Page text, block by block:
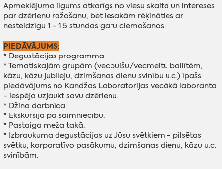
Apmeklējuma ilgums atkarīgs no viesu skaita un intereses
par dzērienu ražošanu, bet iesakām rēķināties ar
nesteidzīgu 1 - 1.5 stundas garu ciemošanos.
PIEDĀVĀJUMS:
* Degustācijas programma.
* Tematiskajām grupām (vecpuišu/vecmeitu ballītēm,
kāzu, kāzu jubileju, dzimšanas dienu svinību u.c.) īpašs
piedāvājums no Kandžas Laboratorijas vecākā laboranta
- iespēja uzjaukt savu dzērienu.
* Džina darbnīca.
* Ekskursija pa saimniecību.
* Pastaiga meža takā.
* Izbraukuma degustācijas uz Jūsu svētkiem - pilsētas
svētku, korporatīvo pasākumu, dzimšanas dienu, kāzu u.c.
svinībām.